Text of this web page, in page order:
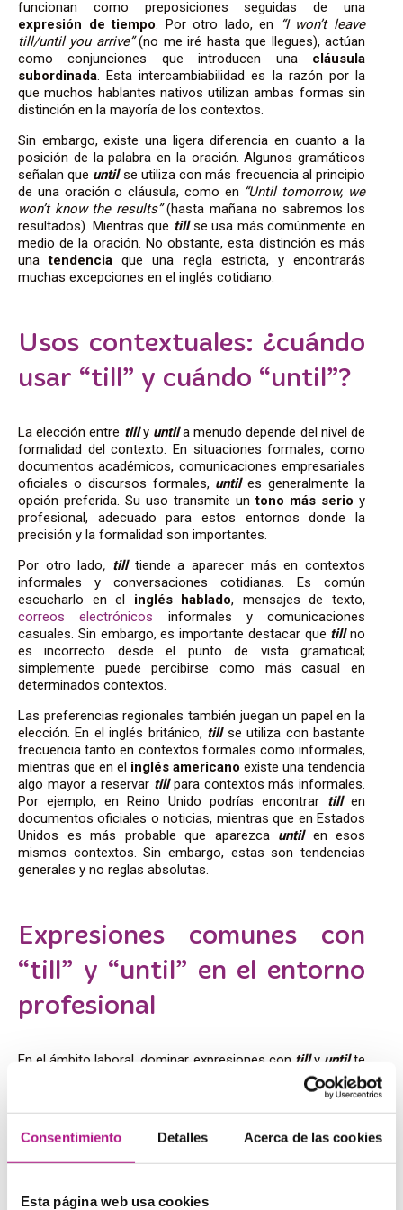
Consentimiento Detalles Acerca de las cookies
Esta página web usa cookies
funcionan como preposiciones seguidas de una
expresión de tiempo. Por otro lado, en
“I won’t leave
till/until you arrive”(no me iré hasta que llegues), actúan
como conjunciones que introducen una cláusula
subordinada. Esta intercambiabilidad es la razón por la
que muchos hablantes nativos utilizan ambas formas sin
distinción en la mayoría de los contextos.
Sin embargo, existe una ligera diferencia en cuanto a la
posición de la palabra en la oración. Algunos gramáticos
señalan que until se utiliza con más frecuencia al principio
de una oración o cláusula, como en “Until tomorrow, we
won’t know the results”(hasta mañana no sabremos los
resultados). Mientras que tillse usa más comúnmente en
medio de la oración. No obstante, esta distinción es más
unatendencia que una regla estricta, y encontrarás
muchas excepciones en el inglés cotidiano.
Usos contextuales: ¿cuándo
usar “till” y cuándo “until”?
La elección entre tilly until a menudo depende del nivel de
formalidad del contexto. En situaciones formales, como
documentos académicos, comunicaciones empresariales
oficiales o discursos formales, until es generalmente la
opción preferida. Su uso transmite untono más serio y
profesional, adecuado para estos entornos donde la
precisión y la formalidad son importantes.
Por otro lado, tilltiende a aparecer más en contextos
informales y conversaciones cotidianas. Es común
escucharlo en el inglés hablado, mensajes de texto,
correos electrónicos informales y comunicaciones
casuales. Sin embargo, es importante destacar que tillno
es incorrecto desde el punto de vista gramatical;
simplemente puede percibirse como más casual en
determinados contextos.
Las preferencias regionales también juegan un papel en la
elección. En el inglés británico, tillse utiliza con bastante
frecuencia tanto en contextos formales como informales,
mientras que en el inglés americano existe una tendencia
algo mayor a reservar tillpara contextos más informales.
Por ejemplo, en Reino Unido podrías encontrar tillen
documentos oficiales o noticias, mientras que en Estados
Unidos es más probable que aparezca untilen esos
mismos contextos. Sin embargo, estas son tendencias
generales y no reglas absolutas.
Expresiones comunes con
“till” y “until” en el entorno
profesional
En el ámbito laboral, dominar expresiones con till y untilte
reuniones. Una
“until further notice”(hasta
nuevo aviso), que se utiliza cuando una situación o un
acuerdo permanecerá igual hasta que se informe de un
cambio. Por ejemplo:
“The office will remain closed until
further notice due to renovations”(la oficina permanecerá